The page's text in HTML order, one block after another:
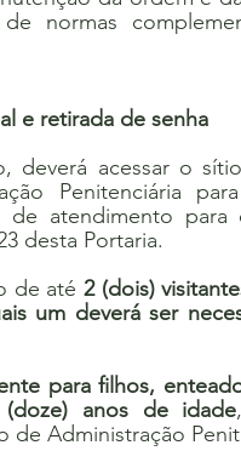
normas
e retirada de senha
deverá acessar o
Penitenciária
de atendimento para
desta Portaria.
de até 2 (dois)
um deverá ser
para filhos,
anos de idade
de Administração